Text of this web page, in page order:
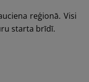
reģionā. Visi
starta brīdī.